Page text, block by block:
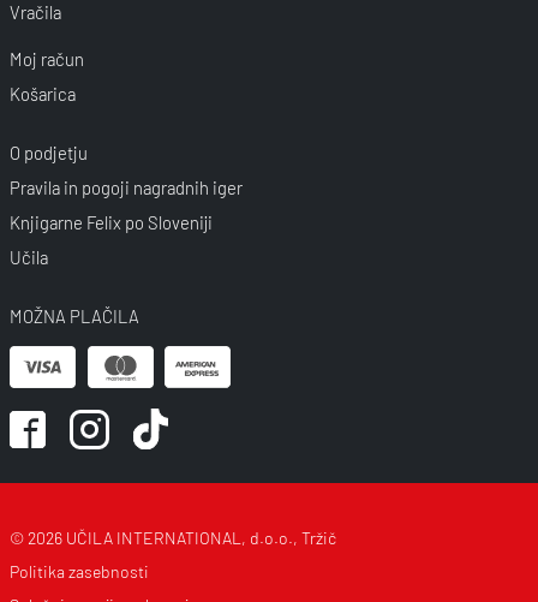
Vračila
Moj račun
Košarica
O podjetju
Pravila in pogoji nagradnih iger
Knjigarne Felix po Sloveniji
Učila
MOŽNA PLAČILA
© 2026 UČILA INTERNATIONAL, d.o.o., Tržič
Politika zasebnosti